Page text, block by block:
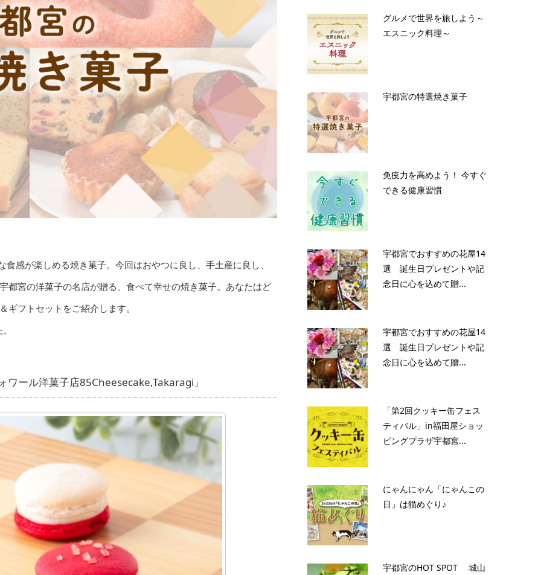
感が楽しめる焼き菓子。今回はおやつに良し、手土産に良し、
都宮の洋菓子の名店が贈る、食べて幸せの焼き菓子。あなたはど
フトセットをご紹介します。
ール洋菓子店85Cheesecake,Takaragi」
グルメで世界を旅しよう～
エスニック料理～
宇都宮の特選焼き菓子
免疫力を高めよう！ 今すぐ
できる健康習慣
宇都宮でおすすめの花屋14
選 誕生日プレゼントや記
念日に心を込めて贈...
宇都宮でおすすめの花屋14
選 誕生日プレゼントや記
念日に心を込めて贈...
「第2回クッキー缶フェス
ティバル」in福田屋ショッ
ピングプラザ宇都宮...
にゃんにゃん「にゃんこの
日」は猫めぐり♪
宇都宮のHOT SPOT 城山